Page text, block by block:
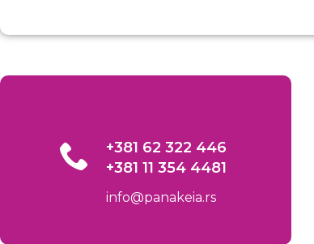
+381 62 322 446
+381 11 354 4481
info@panakeia.rs